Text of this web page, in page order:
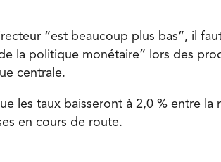
“est beaucoup plus bas”, il
la politique monétaire” lors des
centrale.
les taux baisseront à 2,0 % entre
en cours de route.